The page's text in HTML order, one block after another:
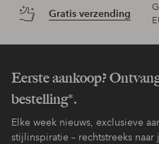
Gratis verzending
Eerste aankoop?
bestelling*.
Elke week nieuws, exclusieve
stijlinspiratie – rechtstreeks naar